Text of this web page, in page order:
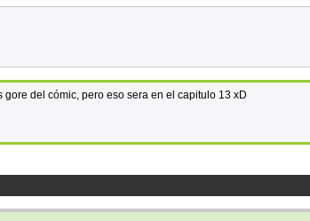
gore del cómic, pero eso sera en el capitulo 13 xD